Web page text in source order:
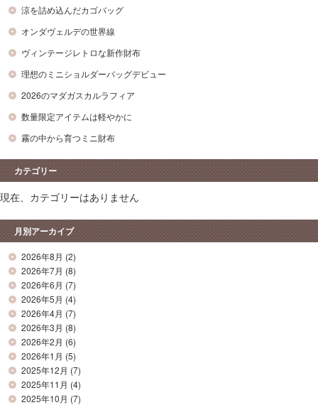
涼を詰め込んだカゴバッグ
オンダヴェルデの世界線
ヴィンテージレトロな新作財布
理想のミニショルダーバッグデビュー
2026のマダガスカルラフィア
数量限定アイテムは軽やかに
霧の中から育つミニ財布
カテゴリー
現在、カテゴリーはありません
月別アーカイブ
2026年8月 (2)
2026年7月 (8)
2026年6月 (7)
2026年5月 (4)
2026年4月 (7)
2026年3月 (8)
2026年2月 (6)
2026年1月 (5)
2025年12月 (7)
2025年11月 (4)
2025年10月 (7)